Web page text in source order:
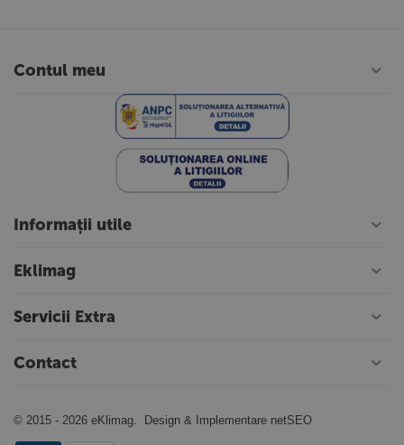
Contul meu
Informații utile
Eklimag
Servicii Extra
Contact
© 2015 - 2026 eKlimag. Design & Implementare netSEO